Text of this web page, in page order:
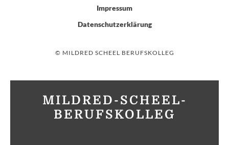
Impressum
Datenschutzerklärung
© MILDRED SCHEEL BERUFSKOLLEG
MILDRED-SCHEEL-
BERUFSKOLLEG